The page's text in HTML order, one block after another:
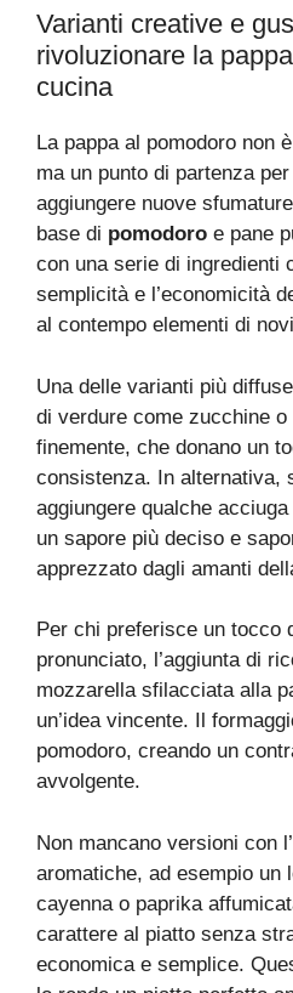
Varianti creative e
rivoluzionare la
cucina
La pappa al pomodoro non
ma un punto di partenza
aggiungere nuove
base di pomodoro e pane
con una serie di ingredienti
semplicità e l’economicità
al contempo elementi di
Una delle varianti più
di verdure come zucchine o
finemente, che donano un
consistenza. In alternativa,
aggiungere qualche
un sapore più deciso e
apprezzato dagli amanti
Per chi preferisce un tocco
pronunciato, l’aggiunta di
mozzarella sfilacciata alla
un’idea vincente. Il
pomodoro, creando un
avvolgente.
Non mancano versioni con
aromatiche, ad esempio un
cayenna o paprika
carattere al piatto senza
economica e semplice.